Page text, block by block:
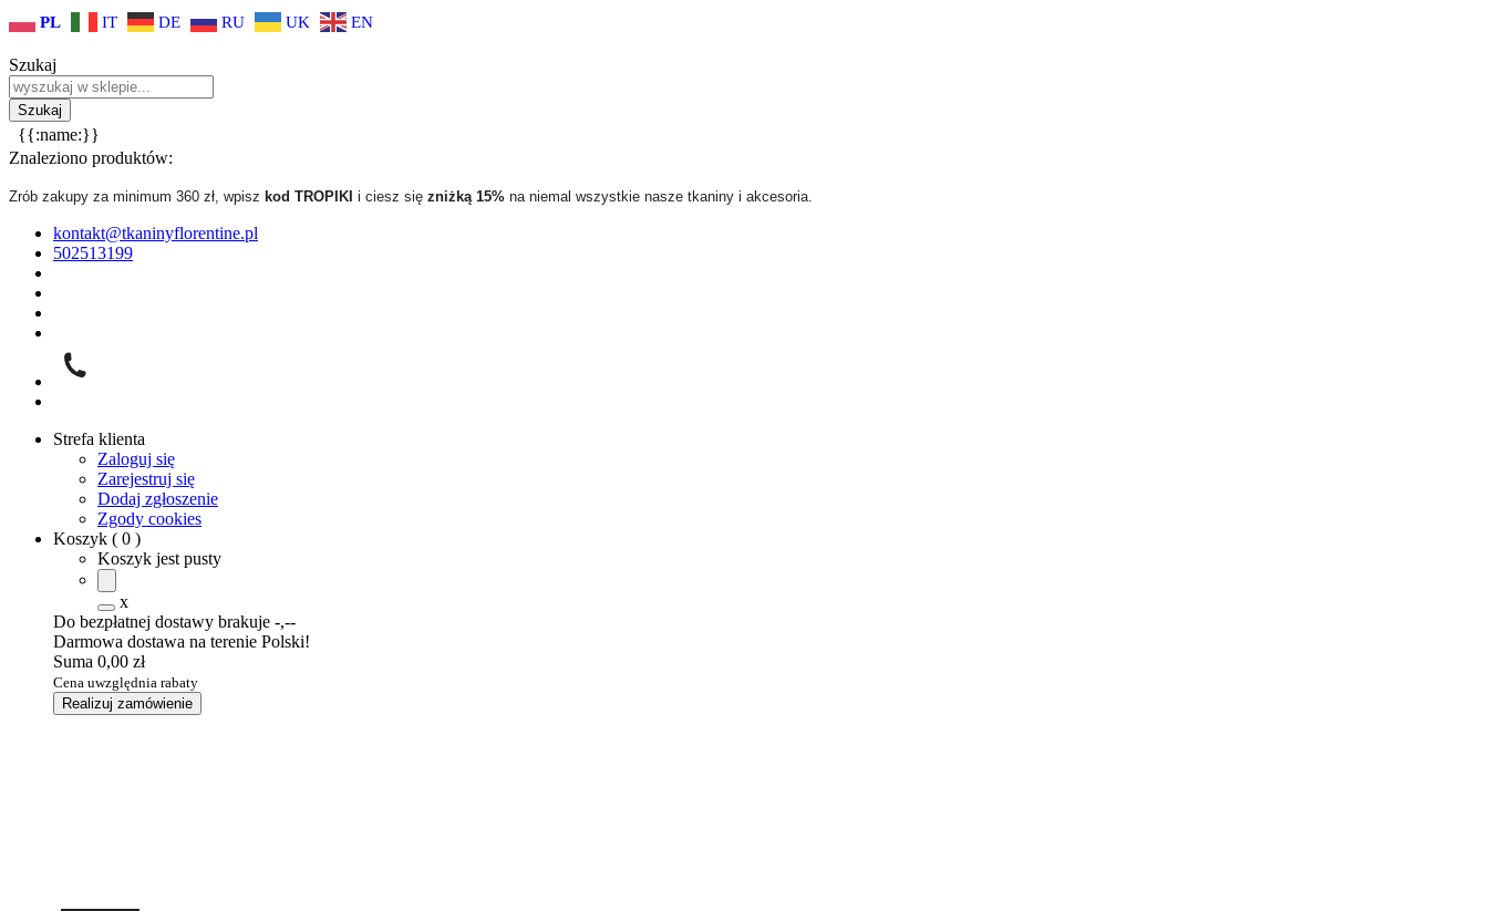
PL IT DE RU UK EN
Szukaj
{{:name:}}
Znaleziono produktów:
Zrób zakupy za minimum 360 zł, wpisz kod TROPIKI i ciesz się zniżką 15% na niemal wszystkie nasze tkaniny i akcesoria.
kontakt@tkaninyflorentine.pl
502513199
Strefa klienta
Zaloguj się
Zarejestruj się
Dodaj zgłoszenie
Zgody cookies
Koszyk ( 0 )
Koszyk jest pusty
x
Do bezpłatnej dostawy brakuje -,--
Darmowa dostawa na terenie Polski!
Suma 0,00 zł
Cena uwzględnia rabaty
Realizuj zamówienie